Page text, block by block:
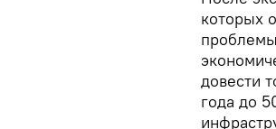
которых
довести
года до